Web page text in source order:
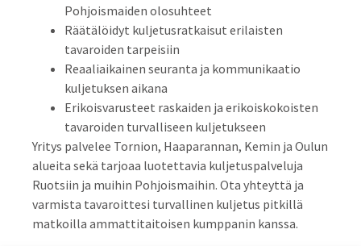
Pohjoismaiden olosuhteet
Räätälöidyt kuljetusratkaisut erilaisten
tavaroiden tarpeisiin
Reaaliaikainen seuranta ja kommunikaatio
kuljetuksen aikana
Erikoisvarusteet raskaiden ja erikoiskokoisten
tavaroiden turvalliseen kuljetukseen
Yritys palvelee Tornion, Haaparannan, Kemin ja Oulun
alueita sekä tarjoaa luotettavia kuljetuspalveluja
Ruotsiin ja muihin Pohjoismaihin. Ota yhteyttä ja
varmista tavaroittesi turvallinen kuljetus pitkillä
matkoilla ammattitaitoisen kumppanin kanssa.